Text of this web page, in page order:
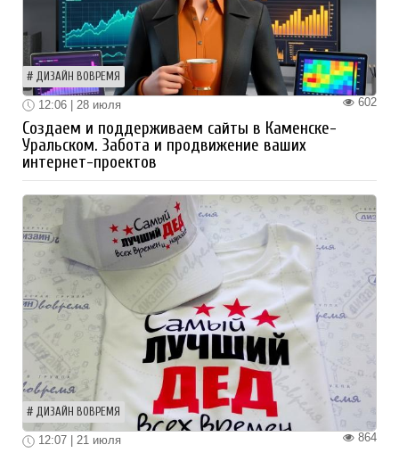
ДИЗАЙН ВОВРЕМЯ
602
12:06 | 28 июля
Создаем и поддерживаем сайты в Каменске-
Уральском. Забота и продвижение ваших
интернет-проектов
ДИЗАЙН ВОВРЕМЯ
864
12:07 | 21 июля